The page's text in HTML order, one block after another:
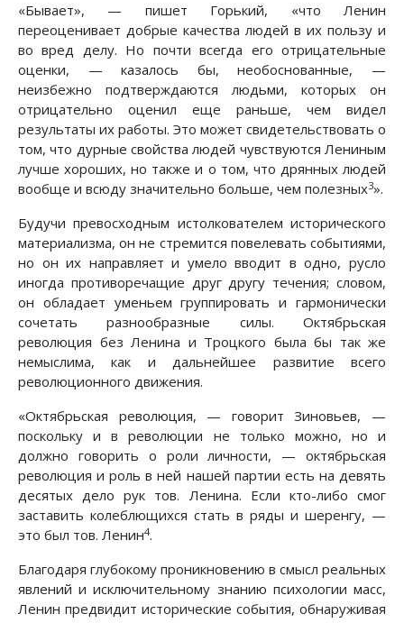
«Бывает», — пишет Горький, «что Ленин
переоценивает добрые качества людей в их пользу и
во вред делу. Но почти всегда его отрицательные
оценки, — казалось бы, необоснованные, —
неизбежно подтверждаются людьми, которых он
отрицательно оценил еще раньше, чем видел
результаты их работы. Это может свидетельствовать о
том, что дурные свойства людей чувствуются Лениным
лучше хороших, но также и о том, что дрянных людей
вообще и всюду значительно больше, чем полезных3».
Будучи превосходным истолкователем исторического
материализма, он не стремится повелевать событиями,
но он их направляет и умело вводит в одно, русло
иногда противоречащие друг другу течения; словом,
он обладает уменьем группировать и гармонически
сочетать разнообразные силы. Октябрьская
революция без Ленина и Троцкого была бы так же
немыслима, как и дальнейшее развитие всего
революционного движения.
«Октябрьская революция, — говорит Зиновьев, —
поскольку и в революции не только можно, но и
должно говорить о роли личности, — октябрьская
революция и роль в ней нашей партии есть на девять
десятых дело рук тов. Ленина. Если кто-либо смог
заставить колеблющихся стать в ряды и шеренгу, —
это был тов. Ленин4.
Благодаря глубокому проникновению в смысл реальных
явлений и исключительному знанию психологии масс,
Ленин предвидит исторические события, обнаруживая